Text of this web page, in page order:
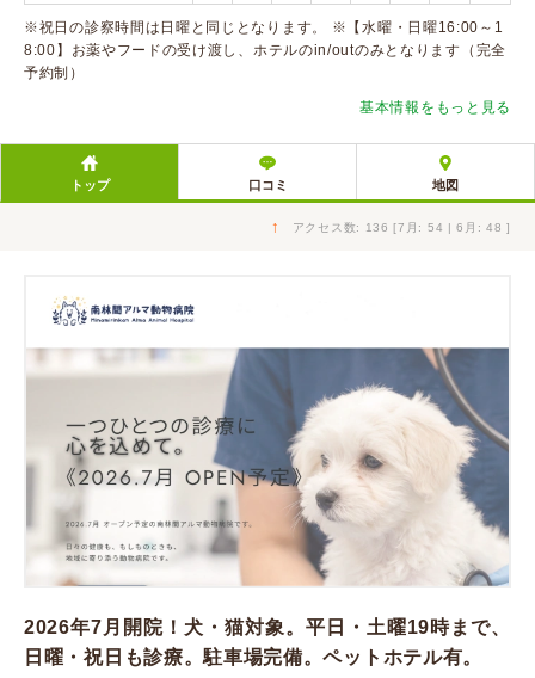
※祝日の診察時間は日曜と同じとなります。 ※【水曜・日曜16:00～1
8:00】お薬やフードの受け渡し、ホテルのin/outのみとなります（完全
予約制）
基本情報をもっと見る
トップ 口コミ 地図
↑ アクセス数: 136 [7月: 54 | 6月: 48 ]
2026年7月開院！犬・猫対象。平日・土曜19時まで、
日曜・祝日も診療。駐車場完備。ペットホテル有。